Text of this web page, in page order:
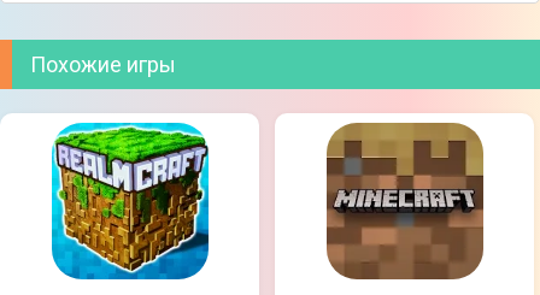
Похожие игры